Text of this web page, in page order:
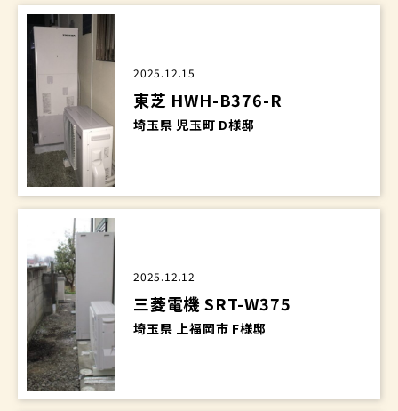
2025.12.15
東芝 HWH-B376-R
埼玉県 児玉町 D様邸
2025.12.12
三菱電機 SRT-W375
埼玉県 上福岡市 F様邸